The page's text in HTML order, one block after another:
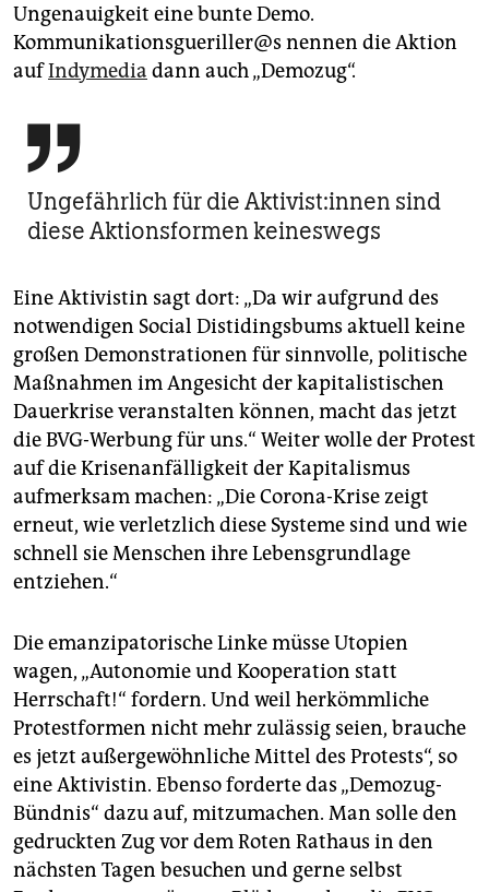
Ungenauigkeit eine bunte Demo.
Kommunikationsgueriller@s nennen die Aktion
aufIndymedia dann auch „Demozug“.

Ungefährlich für die Aktivist:innen sind
diese Aktionsformen keineswegs
Eine Aktivistin sagt dort: „Da wir aufgrund des
notwendigen Social Distidingsbums aktuell keine
großen Demonstrationen für sinnvolle, politische
Maßnahmen im Angesicht der kapitalistischen
Dauerkrise veranstalten können, macht das jetzt
die BVG-Werbung für uns.“ Weiter wolle der Protest
auf die Krisenanfälligkeit der Kapitalismus
aufmerksam machen: „Die Corona-Krise zeigt
erneut, wie verletzlich diese Systeme sind und wie
schnell sie Menschen ihre Lebensgrundlage
entziehen.“
Die emanzipatorische Linke müsse Utopien
wagen, „Autonomie und Kooperation statt
Herrschaft!“ fordern. Und weil herkömmliche
Protestformen nicht mehr zulässig seien, brauche
es jetzt außergewöhnliche Mittel des Protests“, so
eine Aktivistin. Ebenso forderte das „Demozug-
Bündnis“ dazu auf, mitzumachen. Man solle den
gedruckten Zug vor dem Roten Rathaus in den
nächsten Tagen besuchen und gerne selbst